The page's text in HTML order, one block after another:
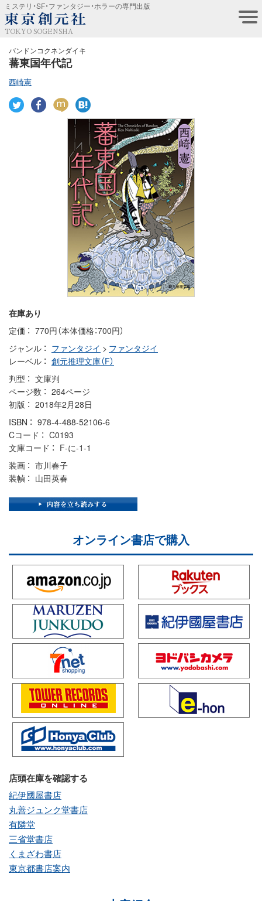
ミステリ・SF・ファンタジー・ホラーの専門出版
TOKYO SOGENSHA
バンドンコクネンダイキ
蕃東国年代記
西崎憲
在庫あり
定価
770円（本体価格：700円）
ジャンル
ファンタジイ > ファンタジイ
レーベル
創元推理文庫（F）
判型
文庫判
ページ数
264ページ
初版
2018年2月28日
ISBN
978-4-488-52106-6
Cコード
C0193
文庫コード
F-に-1-1
装画
市川春子
装幀
山田英春
オンライン書店で購入
店頭在庫を確認する
紀伊國屋書店
丸善ジュンク堂書店
有隣堂
三省堂書店
くまざわ書店
東京都書店案内